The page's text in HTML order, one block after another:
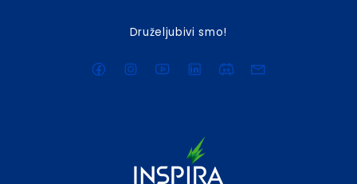
Druželjubivi smo!